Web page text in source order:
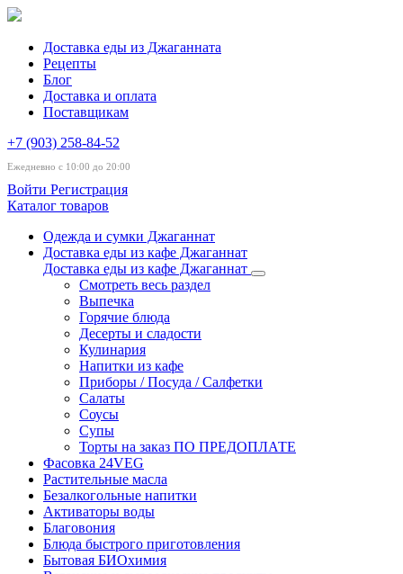
Доставка еды из Джаганната
Рецепты
Блог
Доставка и оплата
Поставщикам
+7 (903) 258-84-52
Ежедневно с 10:00 до 20:00
Войти Регистрация
Каталог товаров
Одежда и сумки Джаганнат
Доставка еды из кафе Джаганнат
Доставка еды из кафе Джаганнат
Смотреть весь раздел
Выпечка
Горячие блюда
Десерты и сладости
Кулинария
Напитки из кафе
Приборы / Посуда / Салфетки
Салаты
Соусы
Супы
Торты на заказ ПО ПРЕДОПЛАТЕ
Фасовка 24VEG
Растительные масла
Безалкогольные напитки
Активаторы воды
Благовония
Блюда быстрого приготовления
Бытовая БИОхимия